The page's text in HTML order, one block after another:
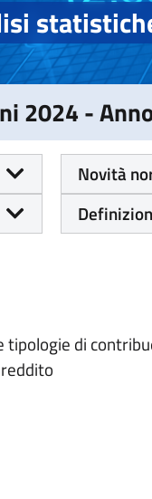
2024 -
Novità
tipologie di